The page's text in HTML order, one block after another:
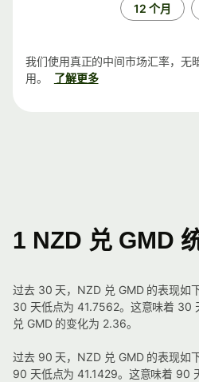
12 个月
我们使用真正的中间市场汇率，无
用。
了解更多
1 NZD 兑 GMD
过去 30 天，NZD 兑 GMD 的表现如
30 天低点为 41.7562。这意味着 30
兑 GMD 的变化为 2.36。
过去 90 天，NZD 兑 GMD 的表现如
90 天低点为 41.1429。这意味着 90